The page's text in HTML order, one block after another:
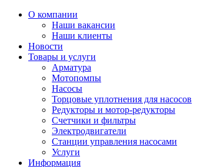
О компании
Наши вакансии
Наши клиенты
Новости
Товары и услуги
Арматура
Мотопомпы
Насосы
Торцовые уплотнения для насосов
Редукторы и мотор-редукторы
Счетчики и фильтры
Электродвигатели
Станции управления насосами
Услуги
Информация